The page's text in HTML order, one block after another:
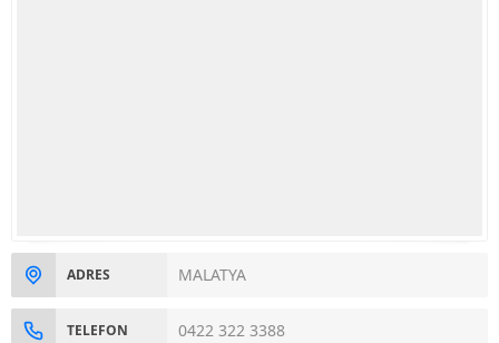
ADRES MALATYA
TELEFON 0422 322 3388